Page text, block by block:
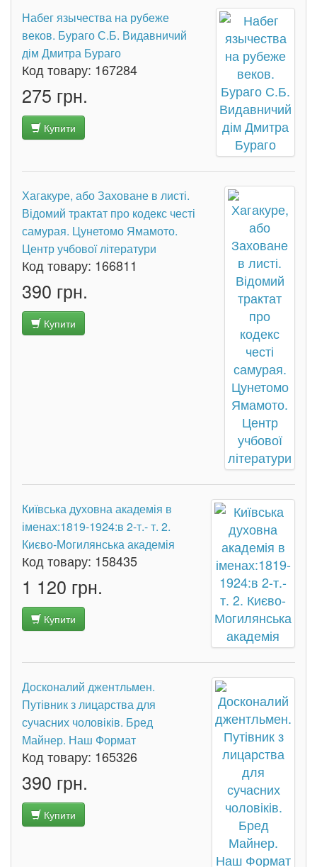
Набег язычества на рубеже
веков. Бураго С.Б. Видавничий
дім Дмитра Бураго
Код товару: 167284
275 грн.
Купити
Хагакуре, або Заховане в листі.
Відомий трактат про кодекс честі
самурая. Цунетомо Ямамото.
Центр учбової літератури
Код товару: 166811
390 грн.
Купити
Київська духовна академія в
іменах:1819-1924:в 2-т.- т. 2.
Києво-Могилянська академія
Код товару: 158435
1 120 грн.
Купити
Досконалий джентльмен.
Путівник з лицарства для
сучасних чоловіків. Бред
Майнер. Наш Формат
Код товару: 165326
390 грн.
Купити